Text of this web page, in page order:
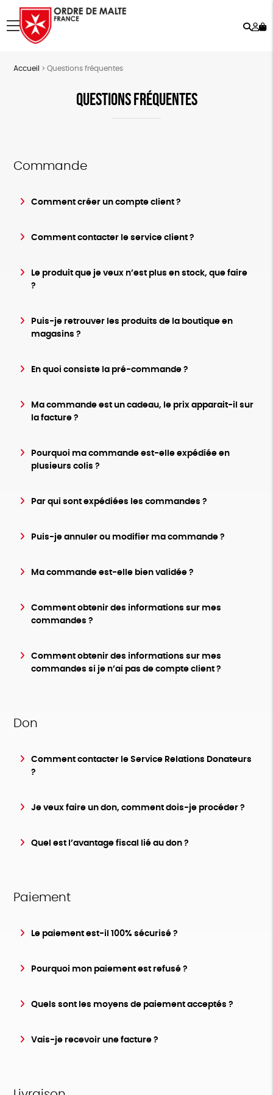
menu
Accueil > Questions fréquentes
QUESTIONS FRÉQUENTES
Commande
Comment créer un compte client ?
Comment contacter le service client ?
Le produit que je veux n’est plus en stock, que faire
?
Puis-je retrouver les produits de la boutique en
magasins ?
En quoi consiste la pré-commande ?
Ma commande est un cadeau, le prix apparait-il sur
la facture ?
Pourquoi ma commande est-elle expédiée en
plusieurs colis ?
Par qui sont expédiées les commandes ?
Puis-je annuler ou modifier ma commande ?
Ma commande est-elle bien validée ?
Comment obtenir des informations sur mes
commandes ?
Comment obtenir des informations sur mes
commandes si je n’ai pas de compte client ?
Don
Comment contacter le Service Relations Donateurs
?
Je veux faire un don, comment dois-je procéder ?
Quel est l’avantage fiscal lié au don ?
Paiement
Le paiement est-il 100% sécurisé ?
Pourquoi mon paiement est refusé ?
Quels sont les moyens de paiement acceptés ?
Vais-je recevoir une facture ?